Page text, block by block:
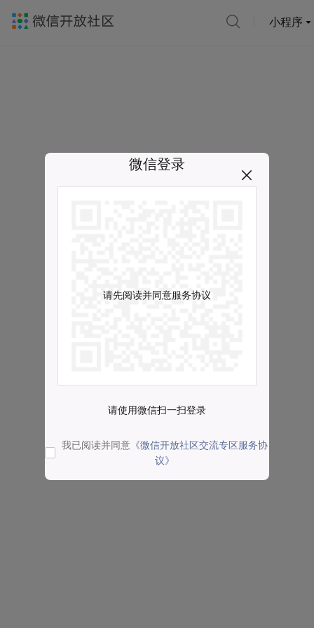
小程序
微信登录
请先阅读并同意服务协议
请使用微信扫一扫登录
我已阅读并同意 《微信开放社区交流专区服务协
议》